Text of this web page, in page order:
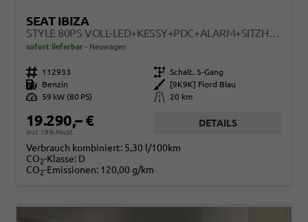
SEAT IBIZA
STYLE 80PS VOLL-LED+KESSY+PDC+ALARM+SITZHEIZUNG+KAMERA+APP-CONNECT
sofort lieferbar Neuwagen
Fahrzeugnr. 112933 Getriebe Schalt. 5-Gang
Kraftstoff
Benzin Außenfarbe
[9K9K] Fiord Blau
Leistung
59 kW (80 PS) Kilometerstand 20 km
19.290,– €
incl. 19% MwSt.
DETAILS
Verbrauch kombiniert: 5,30 l/100km
CO2-Klasse: D
CO2-Emissionen: 120,00 g/km